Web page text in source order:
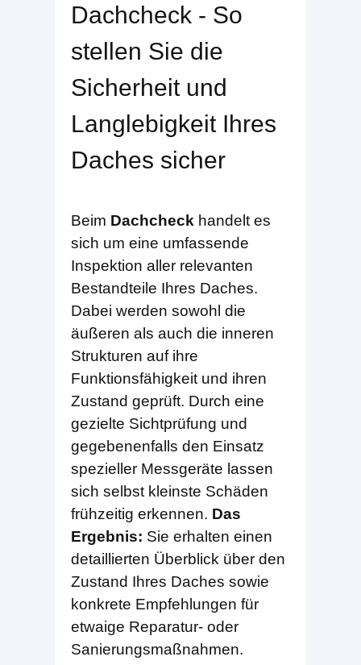
Dachcheck - So
stellen Sie die
Sicherheit und
Langlebigkeit Ihres
Daches sicher
Beim Dachcheck handelt es
sich um eine umfassende
Inspektion aller relevanten
Bestandteile Ihres Daches.
Dabei werden sowohl die
äußeren als auch die inneren
Strukturen auf ihre
Funktionsfähigkeit und ihren
Zustand geprüft. Durch eine
gezielte Sichtprüfung und
gegebenenfalls den Einsatz
spezieller Messgeräte lassen
sich selbst kleinste Schäden
frühzeitig erkennen. Das
Ergebnis: Sie erhalten einen
detaillierten Überblick über den
Zustand Ihres Daches sowie
konkrete Empfehlungen für
etwaige Reparatur- oder
Sanierungsmaßnahmen.